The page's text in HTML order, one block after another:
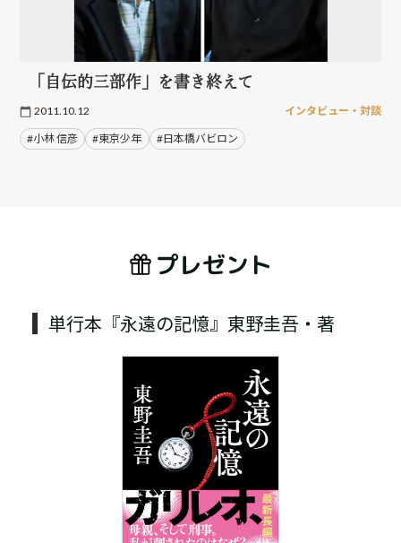
「自伝的三部作」を書き終えて
2011.10.12 インタビュー・対談
#小林 信彦 #東京少年 #日本橋バビロン
プレゼント
単行本『永遠の記憶』東野圭吾・著